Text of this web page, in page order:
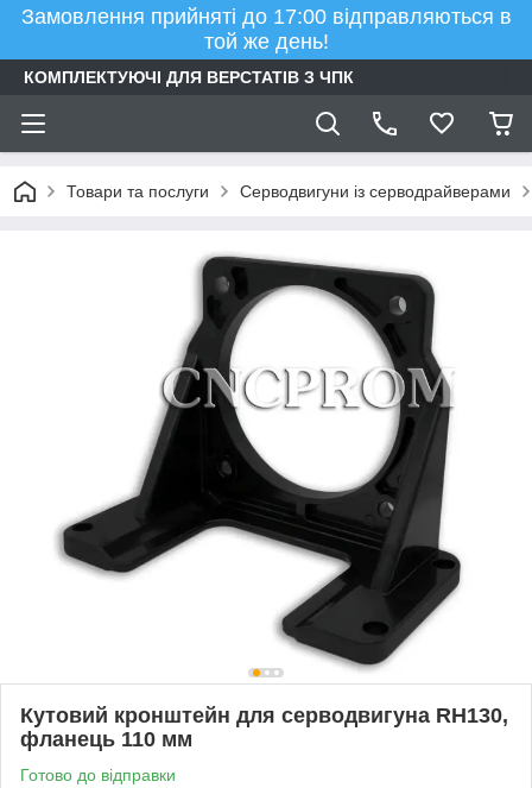
Замовлення прийняті до 17:00 відправляються в
той же день!
КОМПЛЕКТУЮЧІ ДЛЯ ВЕРСТАТІВ З ЧПК
Товари та послуги Серводвигуни із серводрайверами
Кутовий кронштейн для серводвигуна RH130,
фланець 110 мм
Готово до відправки